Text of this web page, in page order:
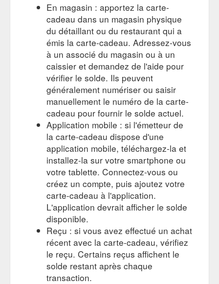
En magasin : apportez la carte-
cadeau dans un magasin physique
du détaillant ou du restaurant qui a
émis la carte-cadeau. Adressez-vous
à un associé du magasin ou à un
caissier et demandez de l'aide pour
vérifier le solde. Ils peuvent
généralement numériser ou saisir
manuellement le numéro de la carte-
cadeau pour fournir le solde actuel.
Application mobile : si l'émetteur de
la carte-cadeau dispose d'une
application mobile, téléchargez-la et
installez-la sur votre smartphone ou
votre tablette. Connectez-vous ou
créez un compte, puis ajoutez votre
carte-cadeau à l'application.
L'application devrait afficher le solde
disponible.
Reçu : si vous avez effectué un achat
récent avec la carte-cadeau, vérifiez
le reçu. Certains reçus affichent le
solde restant après chaque
transaction.